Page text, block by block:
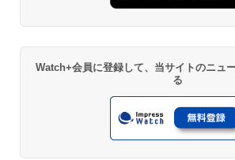
Watch+会員に登録して、当サイトのニュ
る